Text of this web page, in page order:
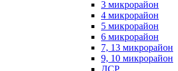
3 микрорайон
4 микрорайон
5 микрорайон
6 микрорайон
7, 13 микрорайон
9, 10 микрорайон
ДСР